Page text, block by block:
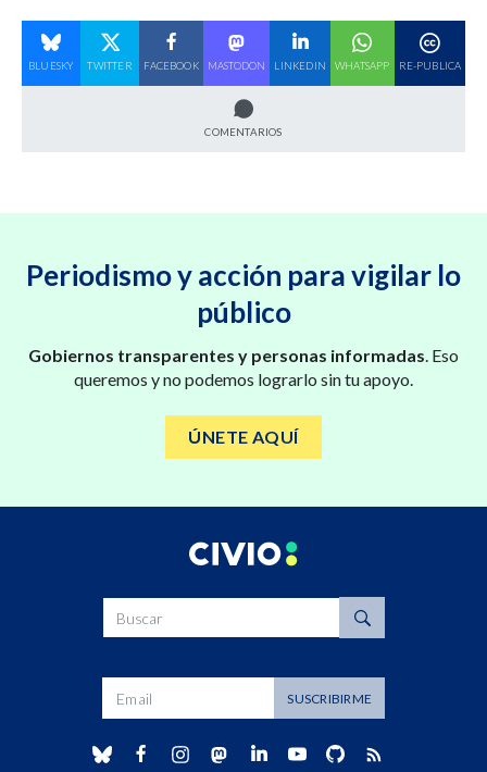
BLUESKY TWITTER FACEBOOK MASTODON LINKEDIN WHATSAPP RE-PUBLICA
COMENTARIOS
Periodismo y acción para vigilar lo
público
Gobiernos transparentes y personas informadas. Eso
queremos y no podemos lograrlo sin tu apoyo.
ÚNETE AQUÍ
SUSCRIBIRME